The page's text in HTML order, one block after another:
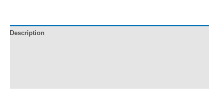
LBG
3.3
Description